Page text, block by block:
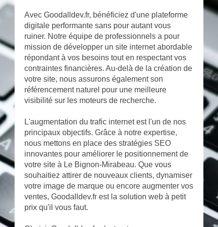
Avec Goodalldev.fr, bénéficiez d'une plateforme
digitale performante sans pour autant vous
ruiner. Notre équipe de professionnels a pour
mission de développer un site internet abordable
répondant à vos besoins tout en respectant vos
contraintes financières. Au-delà de la création de
votre site, nous assurons également son
référencement naturel pour une meilleure
visibilité sur les moteurs de recherche.
L'augmentation du trafic internet est l'un de nos
principaux objectifs. Grâce à notre expertise,
nous mettons en place des stratégies SEO
innovantes pour améliorer le positionnement de
votre site à Le Bignon-Mirabeau. Que vous
souhaitiez attirer de nouveaux clients, dynamiser
votre image de marque ou encore augmenter vos
ventes, Goodalldev.fr est la solution web à petit
prix qu'il vous faut.